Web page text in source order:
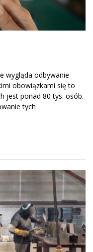
wygląda odbywanie
obowiązkami się to
jest ponad 80 tys. osób.
tych